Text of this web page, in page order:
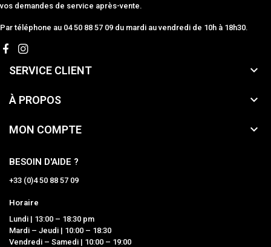
vos demandes de service après-vente.
Par téléphone au 04 50 88 57 09 du mardi au vendredi de 10h à 18h30.
SERVICE CLIENT 
À PROPOS 
MON COMPTE 
BESOIN D'AIDE ?
+33 (0)4 50 88 57 09
Horaire
Lundi | 13:00 – 18:30 pm
Mardi – Jeudi | 10:00 – 18:30
Vendredi – Samedi | 10:00 – 19:00